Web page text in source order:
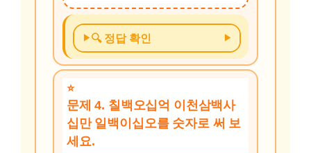
🔍 정답 확인
문제 4. 칠백오십억 이천삼백사
십만 일백이십오를 숫자로 써 보
세요.